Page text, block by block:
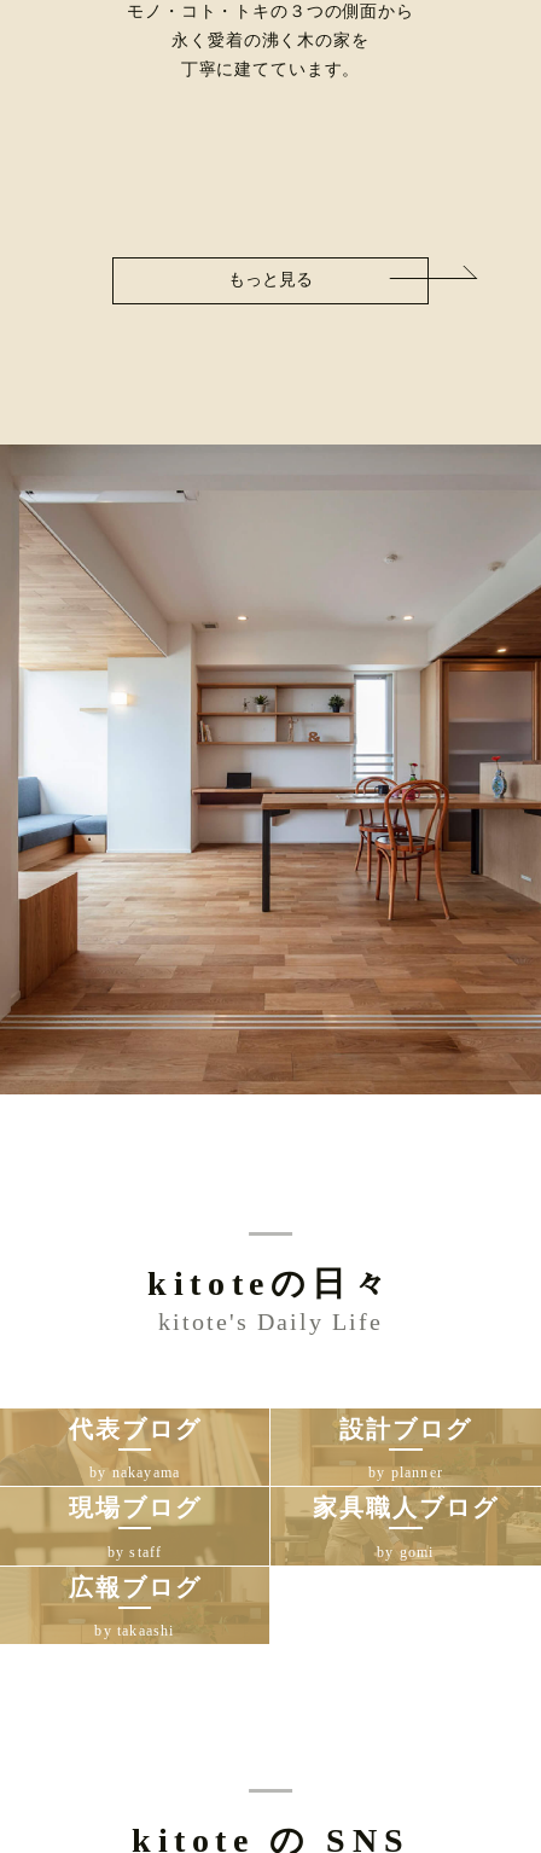
モノ・コト・トキの３つの側面から
永く愛着の沸く木の家を
丁寧に建てています。
もっと見る
kitoteの日々
kitote's Daily Life
代表ブログ
by nakayama
設計ブログ
by planner
現場ブログ
by staff
家具職人ブログ
by gomi
広報ブログ
by takaashi
kitote の SNS